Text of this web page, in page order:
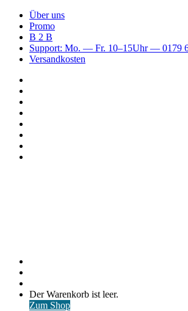
Über uns
Promo
B 2 B
Support: Mo. — Fr. 10–15Uhr — 0179
Versandkosten
Warenkorb
ansehen
Der Warenkorb ist leer.
Zum Shop